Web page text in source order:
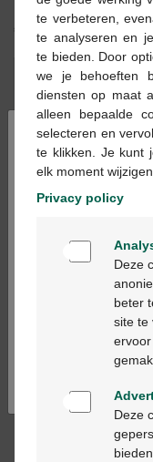
€ 16,95
Bestellen
Op voorraad
Op
werkdag geleverd
levering in
levering
betalen
Ga
te verbeteren,
te analyseren en
te bieden. Door
we je behoeften
diensten op maat
alleen bepaalde
selecteren en
te klikken. Je kunt
elk moment wijzigen.
Privacy policy
Deze
beter
site te
Deze